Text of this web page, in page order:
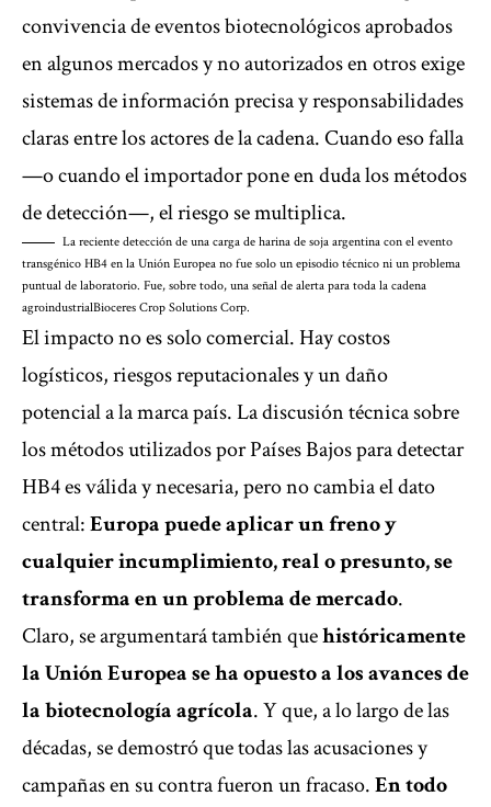
convivencia de eventos biotecnológicos aprobados
en algunos mercados y no autorizados en otros exige
sistemas de información precisa y responsabilidades
claras entre los actores de la cadena. Cuando eso falla
—o cuando el importador pone en duda los métodos
de detección—, el riesgo se multiplica.
La reciente detección de una carga de harina de soja argentina con el evento
transgénico HB4 en la Unión Europea no fue solo un episodio técnico ni un problema
puntual de laboratorio. Fue, sobre todo, una señal de alerta para toda la cadena
agroindustrialBioceres Crop Solutions Corp.
El impacto no es solo comercial. Hay costos
logísticos, riesgos reputacionales y un daño
potencial a la marca país. La discusión técnica sobre
los métodos utilizados por Países Bajos para detectar
HB4 es válida y necesaria, pero no cambia el dato
central:Europa puede aplicar un freno y
cualquier incumplimiento, real o presunto, se
transforma en un problema de mercado.
Claro, se argumentará también quehistóricamente
la Unión Europea se ha opuesto a los avances de
la biotecnología agrícola. Y que, a lo largo de las
décadas, se demostró que todas las acusaciones y
campañas en su contra fueron un fracaso.En todo